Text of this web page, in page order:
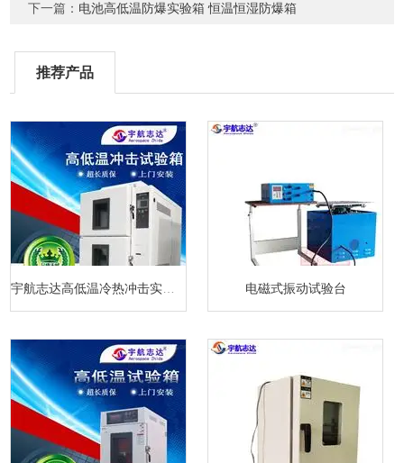
下一篇： 电池高低温防爆实验箱 恒温恒湿防爆箱
推荐产品
宇航志达高低温冷热冲击实验箱 电磁式振动试验台